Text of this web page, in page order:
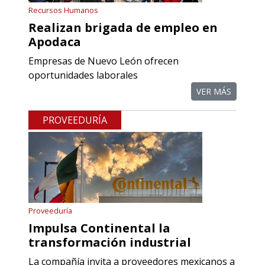
Aplicar al Requerimiento
Empresa en Querétaro
COMPONENTES PARA
RECTIFICADORAS
Especificaciones:
Requisitos: Otorgar condiciones de
crédito acordes a las políticas del
grupo, contar con instalaciones
cercanas a la región y otorgar
referencias comerciales.
Recursos Humanos
Realizan brigada de empleo en
Apodaca
Empresas de Nuevo León ofrecen
oportunidades laborales
VER MÁS
PROVEEDURÍA
Proveeduría
Impulsa Continental la
transformación industrial
La compañía invita a proveedores mexicanos a